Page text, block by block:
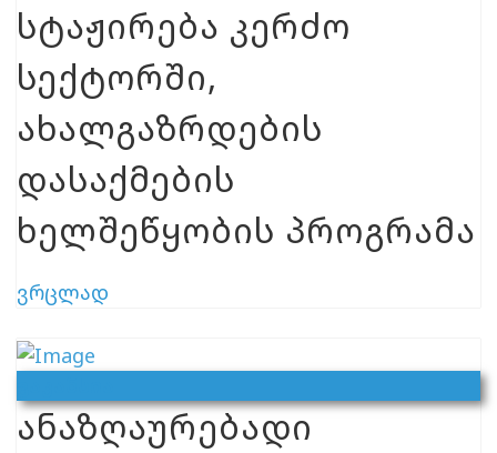
სტაჟირება კერძო
სექტორში,
ახალგაზრდების
დასაქმების
ხელშეწყობის პროგრამა
ვრცლად
ანაზღაურებადი